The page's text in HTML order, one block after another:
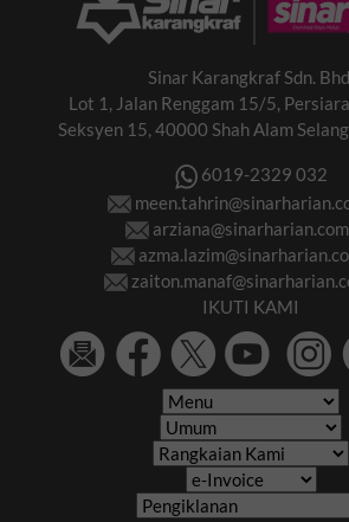
Sinar Karangkraf Sdn.
Lot 1, Jalan Renggam 15/5,
Seksyen 15, 40000 Shah Alam
6019-2329 032
IKUTI KAMI